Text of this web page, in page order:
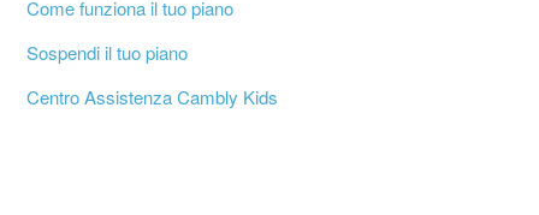
Come funziona il tuo piano
Sospendi il tuo piano
Centro Assistenza Cambly Kids